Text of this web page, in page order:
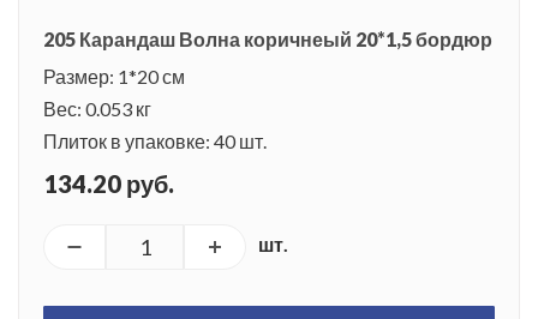
205 Карандаш Волна коричнеый 20*1,5 бордюр
Размер: 1*20 см
Вес: 0.053 кг
Плиток в упаковке: 40 шт.
134.20 руб.
шт.